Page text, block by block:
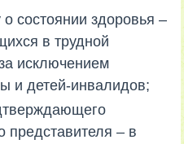
состоянии здоровья –
в трудной
исключением
и детей-инвалидов;
представителя – в